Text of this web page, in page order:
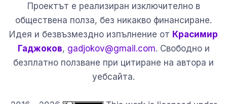
Проектът е реализиран изключително в
обществена полза, без никакво финансиране.
Идея и безвъзмездно изпълнение от Красимир
Гаджоков, gadjokov@gmail.com. Свободно и
безплатно ползване при цитиране на автора и
уебсайта.